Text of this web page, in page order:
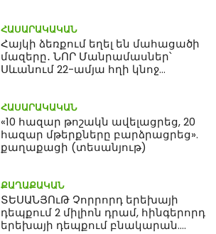
ՀԱՍԱՐԱԿԱԿԱՆ
Հայկի ձեռքում եղել են մահացածի
մազերը․ ՆՈՐ Մանրամասներ՝
Սևանում 22-ամյա հղի կնոջ
ՀԱՍԱՐԱԿԱԿԱՆ
«10 հազար թոշակն ավելացրեց, 20
հազար մթերքները բարձրացրեց».
քաղաքացի (տեսանյութ)
ՔԱՂԱՔԱԿԱՆ
ՏԵՍԱՆՅՈւԹ Չորրորդ երեխայի
դեպքում 2 միլիոն դրամ, հինգերորդ
երեխայի դեպքում բնակարան.